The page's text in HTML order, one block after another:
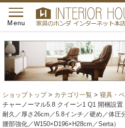
toggle
navigation
Menu
ショップトップ> カテゴリ一覧 > 寝具・
チャーノーマル5.8 クイーン1 Q1 開梱設
耐久／厚さ26cm／5.8インチ／硬め／体圧
腰部強化／W150×D196×H28cm／Serta）